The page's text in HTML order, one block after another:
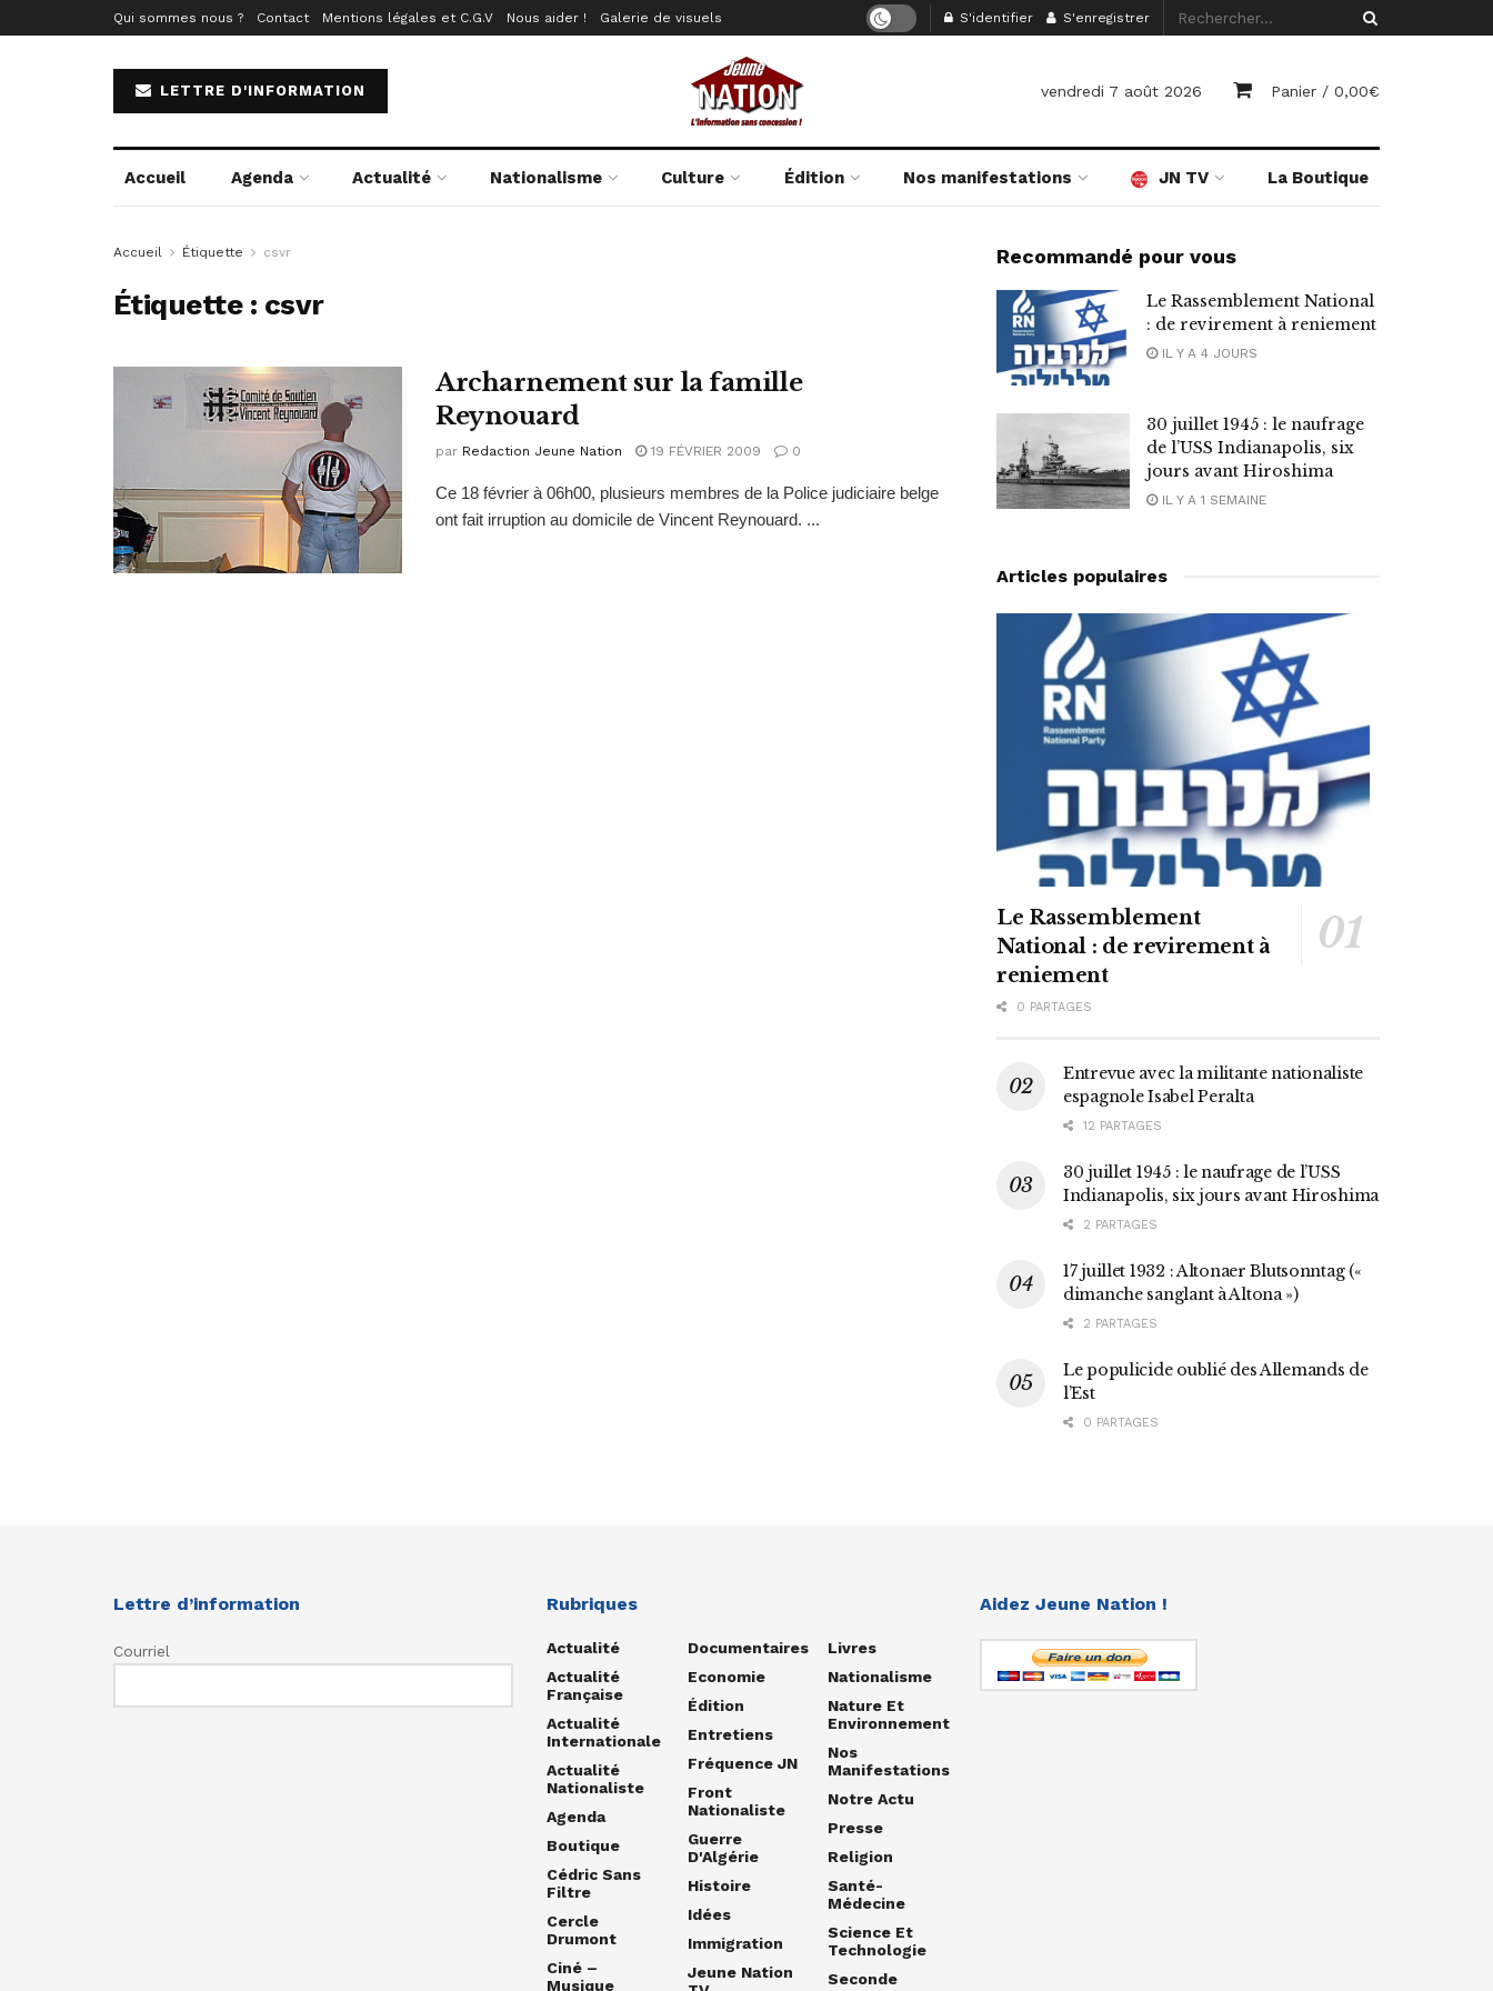
Qui sommes nous ? Contact Mentions légales et C.G.V Nous aider ! Galerie de visuels S'identifier S'enregistrer
LETTRE D'INFORMATION vendredi 7 août 2026 Panier / 0,00€
Accueil Agenda Actualité Nationalisme Culture Édition Nos manifestations JN TV La Boutique
Accueil Étiquette csvr
Étiquette : csvr
Archarnement sur la famille
Reynouard
par Redaction Jeune Nation 19 FÉVRIER 2009 0
Ce 18 février à 06h00, plusieurs membres de la Police judiciaire belge
ont fait irruption au domicile de Vincent Reynouard. ...
Recommandé pour vous
Le Rassemblement National
: de revirement à reniement
IL Y A 4 JOURS
30 juillet 1945 : le naufrage
de l’USS Indianapolis, six
jours avant Hiroshima
IL Y A 1 SEMAINE
Articles populaires
Le Rassemblement
National : de revirement à
reniement
0 PARTAGES
Entrevue avec la militante nationaliste
espagnole Isabel Peralta
12 PARTAGES
30 juillet 1945 : le naufrage de l’USS
Indianapolis, six jours avant Hiroshima
2 PARTAGES
17 juillet 1932 : Altonaer Blutsonntag («
dimanche sanglant à Altona »)
2 PARTAGES
Le populicide oublié des Allemands de
l’Est
0 PARTAGES
Lettre d’information
Courriel
Rubriques
Actualité
Actualité
Française
Actualité
Internationale
Actualité
Nationaliste
Agenda
Boutique
Cédric Sans
Filtre
Cercle
Drumont
Ciné –
Musique
Documentaires
Economie
Édition
Entretiens
Fréquence JN
Front
Nationaliste
Guerre
D'Algérie
Histoire
Idées
Immigration
Jeune Nation
Livres
Nationalisme
Nature Et
Environnement
Nos
Manifestations
Notre Actu
Presse
Religion
Santé-
Médecine
Science Et
Technologie
Seconde
Aidez Jeune Nation !